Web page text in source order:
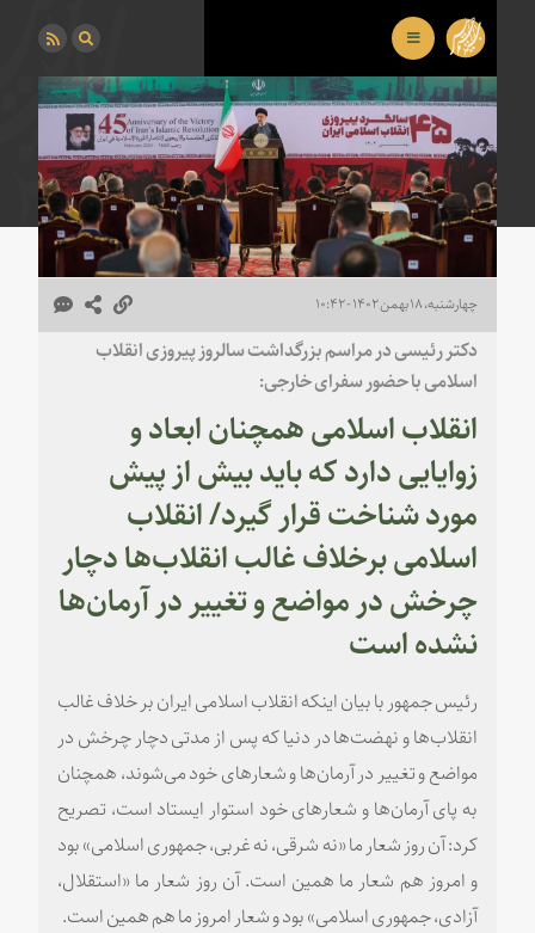
چهارشنبه، ۱۸ بهمن ۱۴۰۲ - ۱۰:۴۲
دکتر رئیسی در مراسم بزرگداشت سالروز پیروزی انقلاب
اسلامی با حضور سفرای خارجی:
انقلاب اسلامی همچنان ابعاد و
زوایایی دارد که باید بیش از پیش
مورد شناخت قرار گیرد/ انقلاب
اسلامی برخلاف غالب انقلاب‌ها دچار
چرخش در مواضع و تغییر در آرمان‌ها
نشده است
رئیس جمهور با بیان اینکه انقلاب اسلامی ایران بر خلاف غالب
انقلاب‌ها و نهضت‌ها در دنیا که پس از مدتی دچار چرخش در
مواضع و تغییر در آرمان‌ها و شعارهای خود می‌شوند، همچنان
به پای آرمان‌ها و شعارهای خود استوار ایستاد است، تصریح
کرد‌: آن روز شعار ما «نه شرقی، نه غربی، جمهوری اسلامی» بود
و امروز هم شعار ما همین است.‌ آن روز شعار ما «استقلال،
آزادی، جمهوری اسلامی» بود و شعار امروز ما هم همین است.